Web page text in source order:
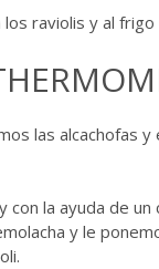
raviolis y al
las alcachofas
con la ayuda de
y le